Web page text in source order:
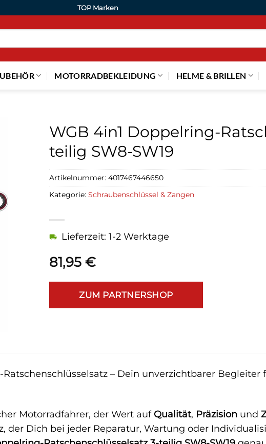
TOP Marken
MOTORRADBEKLEIDUNG HELME & BRILLEN
WGB 4in1 Doppelring-
teilig SW8-SW19
81,95 €
Lieferzeit: 1-2 Werktage
ZUM PARTNERSHOP
Artikelnummer: 4017467446650
Kategorie: Schraubenschlüssel & Zangen
– Dein unverzichtbarer Begleiter
Motorradfahrer, der Wert auf Qualität, Präzision und
der Dich bei jeder Reparatur, Wartung oder